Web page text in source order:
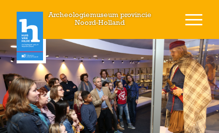
Archeologiemuseum provincie
Noord-Holland